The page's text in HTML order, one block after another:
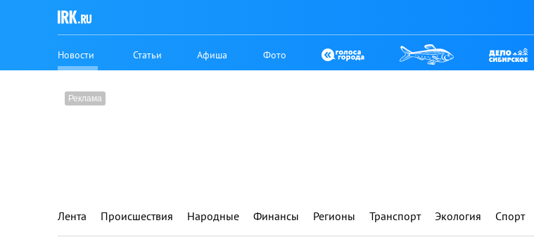
Новости Статьи Афиша Фото
Лента Происшествия Народные Финансы Регионы Транспорт Экология Спорт